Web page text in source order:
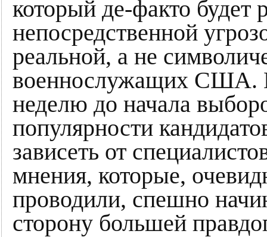
который де-факто будет
непосредственной
реальной, а не
военнослужащих США. И
неделю до начала
популярности
зависеть от
мнения, которые,
проводили, спешно
сторону большей